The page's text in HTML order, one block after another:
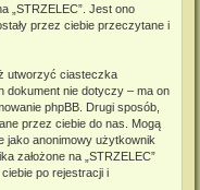
„STRZELEC”. Jest ono
przez ciebie przeczytane i
utworzyć ciasteczka
dokument nie dotyczy – ma on
phpBB. Drugi sposób,
przez ciebie do nas. Mogą
jako anonimowy użytkownik
założone na „STRZELEC”
po rejestracji i